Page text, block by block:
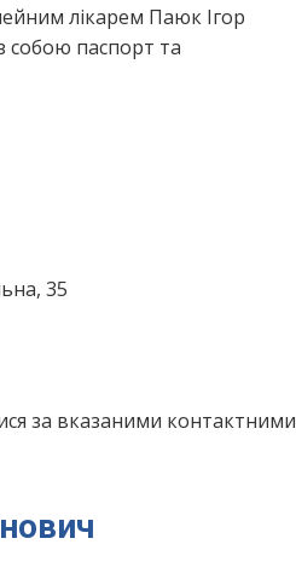
лікарем Паюк Ігор
собою паспорт та
35
за вказаними контактними